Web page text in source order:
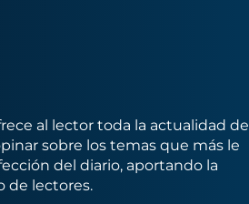
al lector toda la actualidad de
sobre los temas que más le
del diario, aportando la
de lectores.